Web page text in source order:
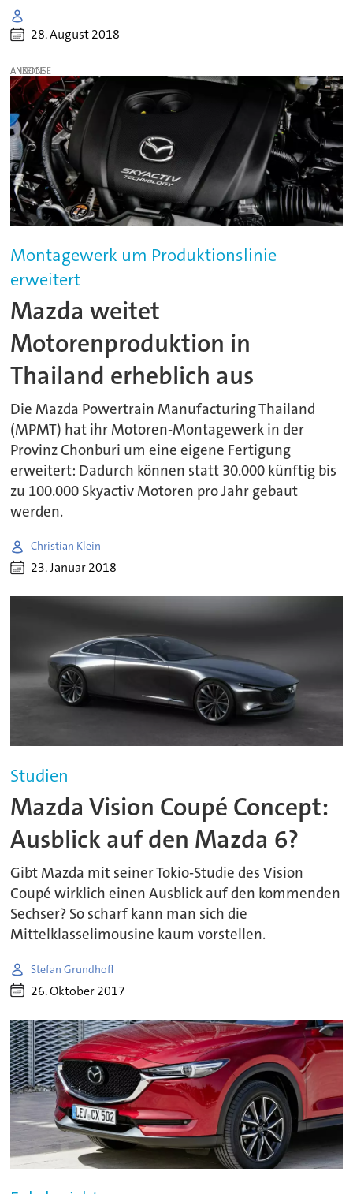
28. August 2018
ANZEIGE
Montagewerk um Produktionslinie
erweitert
Mazda weitet
Motorenproduktion in
Thailand erheblich aus
Die Mazda Powertrain Manufacturing Thailand
(MPMT) hat ihr Motoren-Montagewerk in der
Provinz Chonburi um eine eigene Fertigung
erweitert: Dadurch können statt 30.000 künftig bis
zu 100.000 Skyactiv Motoren pro Jahr gebaut
werden.
Christian Klein
23. Januar 2018
Studien
Mazda Vision Coupé Concept:
Ausblick auf den Mazda 6?
Gibt Mazda mit seiner Tokio-Studie des Vision
Coupé wirklich einen Ausblick auf den kommenden
Sechser? So scharf kann man sich die
Mittelklasselimousine kaum vorstellen.
Stefan Grundhoff
26. Oktober 2017